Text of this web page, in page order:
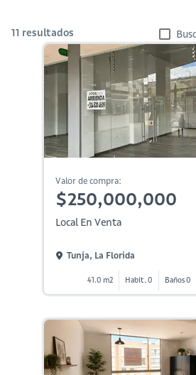
11 resultados
Valor de compra:
$250,000,000
Local En Venta
Tunja, La Florida
41.0 m2 Habit. 0 Baños 0